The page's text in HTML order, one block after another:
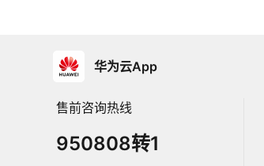
华为云App
售前咨询热线
950808转1